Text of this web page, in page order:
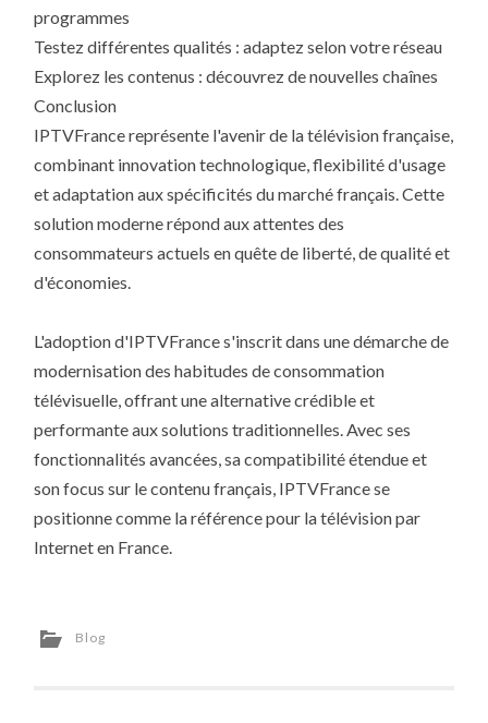
programmes
Testez différentes qualités : adaptez selon votre réseau
Explorez les contenus : découvrez de nouvelles chaînes
Conclusion
IPTVFrance représente l'avenir de la télévision française,
combinant innovation technologique, flexibilité d'usage
et adaptation aux spécificités du marché français. Cette
solution moderne répond aux attentes des
consommateurs actuels en quête de liberté, de qualité et
d'économies.
L'adoption d'IPTVFrance s'inscrit dans une démarche de
modernisation des habitudes de consommation
télévisuelle, offrant une alternative crédible et
performante aux solutions traditionnelles. Avec ses
fonctionnalités avancées, sa compatibilité étendue et
son focus sur le contenu français, IPTVFrance se
positionne comme la référence pour la télévision par
Internet en France.
Blog